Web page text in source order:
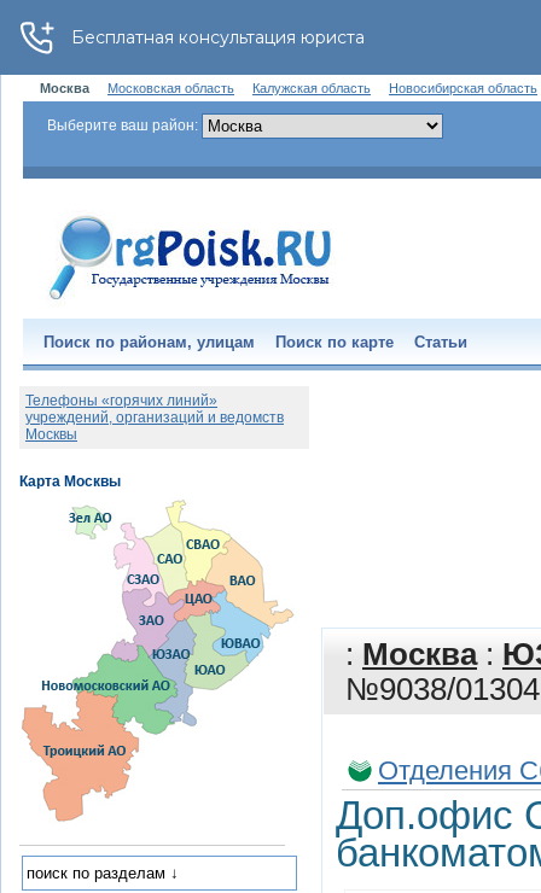
Москва Московская область Калужская область Новосибирская область
Выберите ваш район:
Поиск по районам, улицам Поиск по карте Статьи
: Москва:
№9038/
Отделения
Доп.офис
Телефоны «горячих линий»
учреждений, организаций и ведомств
Москвы